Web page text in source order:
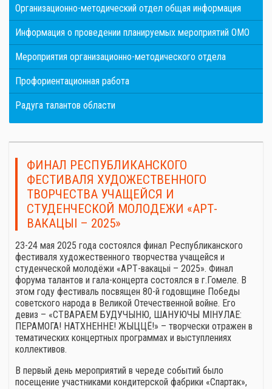
Организационно-методический отдел общая информация
Информация о проведении планируемых мероприятий ОМО
Мероприятия организационно-методического отдела
Профориентационная работа
Радуга талантов области
ФИНАЛ РЕСПУБЛИКАНСКОГО
ФЕСТИВАЛЯ ХУДОЖЕСТВЕННОГО
ТВОРЧЕСТВА УЧАЩЕЙСЯ И
СТУДЕНЧЕСКОЙ МОЛОДЕЖИ «АРТ-
ВАКАЦЫІ – 2025»
23-24 мая 2025 года состоялся финал Республиканского
фестиваля художественного творчества учащейся и
студенческой молодёжи «АРТ-вакацыі – 2025». Финал
форума талантов и гала-концерта состоялся в г.Гомеле. В
этом году фестиваль посвящен 80-й годовщине Победы
советского народа в Великой Отечественной войне. Его
девиз – «СТВАРАЕМ БУДУЧЫНЮ, ШАНУЮЧЫ МIНУЛАЕ:
ПЕРАМОГА! НАТХНЕННЕ! ЖЫЦЦЁ!» – творчески отражен в
тематических концертных программах и выступлениях
коллективов.
В первый день мероприятий в череде событий было
посещение участниками кондитерской фабрики «Спартак»,